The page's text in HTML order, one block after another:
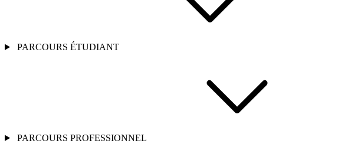
PARCOURS ÉTUDIANT
PARCOURS PROFESSIONNEL